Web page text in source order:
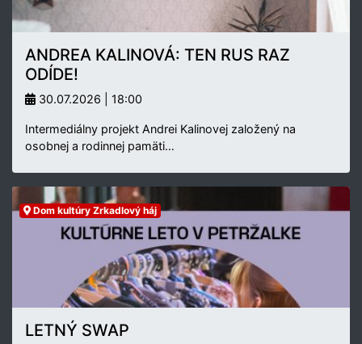
ANDREA KALINOVÁ: TEN RUS RAZ
ODÍDE!
30.07.2026 | 18:00
Intermediálny projekt Andrei Kalinovej založený na
osobnej a rodinnej pamäti…
Dom kultúry Zrkadlový háj
LETNÝ SWAP